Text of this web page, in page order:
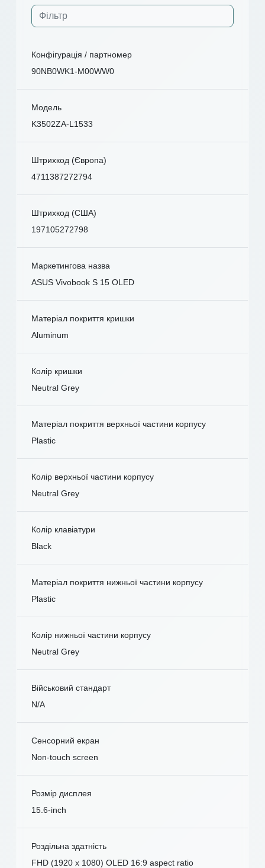
Конфігурація / партномер
90NB0WK1-M00WW0
Модель
K3502ZA-L1533
Штрихкод (Європа)
4711387272794
Штрихкод (США)
197105272798
Маркетингова назва
ASUS Vivobook S 15 OLED
Матеріал покриття кришки
Aluminum
Колір кришки
Neutral Grey
Матеріал покриття верхньої частини корпусу
Plastic
Колір верхньої частини корпусу
Neutral Grey
Колір клавіатури
Black
Матеріал покриття нижньої частини корпусу
Plastic
Колір нижньої частини корпусу
Neutral Grey
Військовий стандарт
N/A
Сенсорний екран
Non-touch screen
Розмір дисплея
15.6-inch
Роздільна здатність
FHD (1920 x 1080) OLED 16:9 aspect ratio